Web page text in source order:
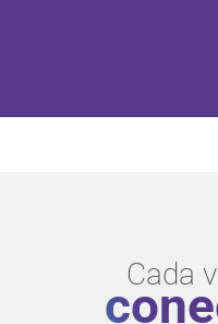
Cada